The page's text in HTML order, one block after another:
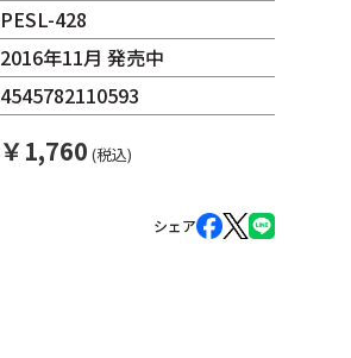
PESL-428
2016年11月 発売中
4545782110593
￥1,760 (税込)
シェア